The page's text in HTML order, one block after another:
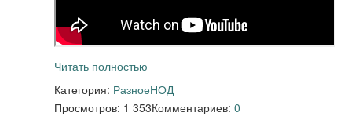
Читать полностью
Категория: РазноеНОД
Просмотров: 1 353Комментариев: 0